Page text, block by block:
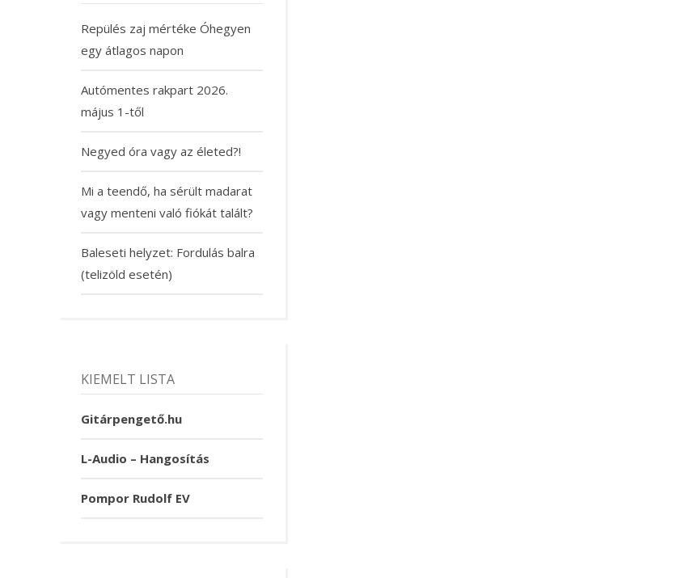
Repülés zaj mértéke Óhegyen
egy átlagos napon
Autómentes rakpart 2026.
május 1-től
Negyed óra vagy az életed?!
Mi a teendő, ha sérült madarat
vagy menteni való fiókát talált?
Baleseti helyzet: Fordulás balra
(telizöld esetén)
KIEMELT LISTA
Gitárpengető.hu
L-Audio – Hangosítás
Pompor Rudolf EV